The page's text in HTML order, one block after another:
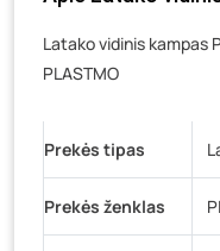
Veteranų g. 11,
Baravykų g. 1,
Vilniaus g. 89D,
K. Donelaičio g.
Šaltupės g. 64,
Latako vidinis kampas
PLASTMO
Prekės tipas
Prekės ženklas